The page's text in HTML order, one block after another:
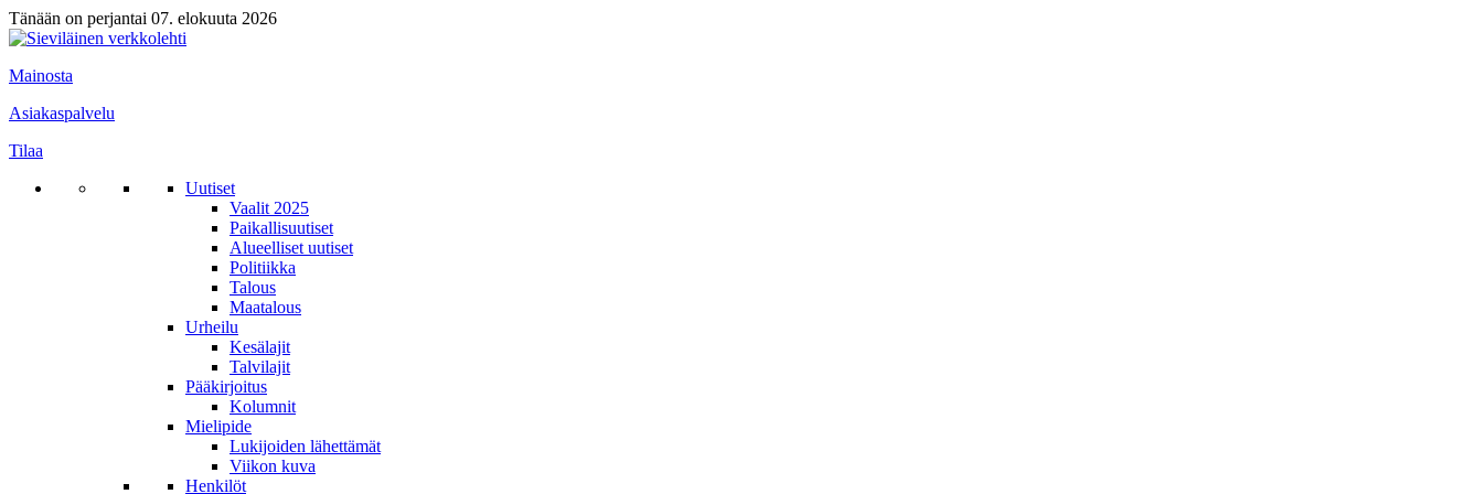
Tänään on perjantai 07. elokuuta 2026
Mainosta
Asiakaspalvelu
Tilaa
Uutiset
Vaalit 2025
Paikallisuutiset
Alueelliset uutiset
Politiikka
Talous
Maatalous
Urheilu
Kesälajit
Talvilajit
Pääkirjoitus
Kolumnit
Mielipide
Lukijoiden lähettämät
Viikon kuva
Henkilöt